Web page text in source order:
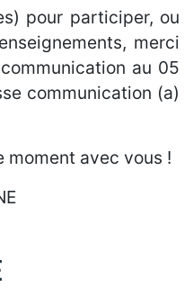
pour participer, ou
merci
au 05
communication (a)
avec vous !